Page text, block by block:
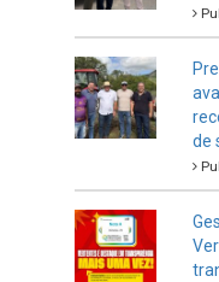
de